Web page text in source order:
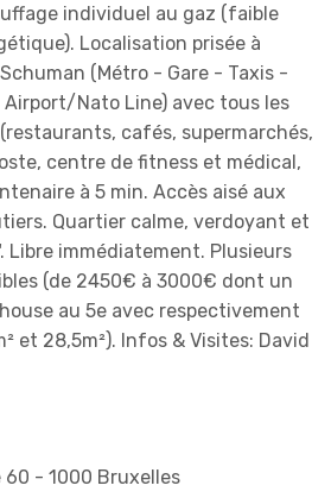
individuel au gaz (faible
Localisation prisée à
(Métro - Gare - Taxis -
Airport/Nato Line) avec tous les
cafés, supermarchés,
centre de fitness et médical,
à 5 min. Accès aisé aux
Quartier calme, verdoyant et
Libre immédiatement. Plusieurs
(de 2450€ à 3000€ dont un
au 5e avec respectivement
et 28,5m²). Infos & Visites: David
60 - 1000 Bruxelles